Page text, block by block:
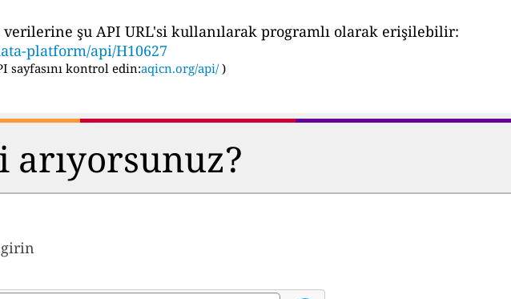
şu API URL'si kullanılarak programlı olarak erişilebilir:
platform/api/H10627
sayfasını kontrol edin:aqicn.org/api/ )
girin